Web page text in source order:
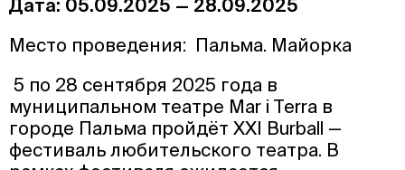
Дата: 05.09.2025 — 28.09.2025
Место проведения: Пальма. Майорка
5 по 28 сентября 2025 года в
муниципальном театре Mar i Terra в
городе Пальма пройдёт XXI Burball —
фестиваль любительского театра. В